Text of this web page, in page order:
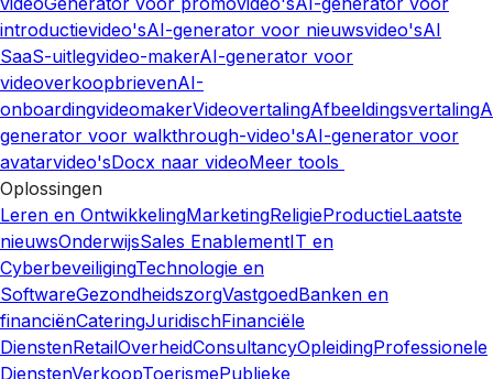
introductievideo'sAI-generator voor nieuwsvideo'sAI
SaaS-uitlegvideo-makerAI-generator voor
videoverkoopbrievenAI-
onboardingvideomakerVideovertalingAfbeeldingsvertaling
generator voor walkthrough-video'sAI-generator voor
avatarvideo'sDocx naar videoMeer tools
Oplossingen
Leren en OntwikkelingMarketingReligieProductieLaatste
nieuwsOnderwijsSales EnablementIT en
CyberbeveiligingTechnologie en
SoftwareGezondheidszorgVastgoedBanken en
financiënCateringJuridischFinanciële
DienstenRetailOverheidConsultancyOpleidingProfessionele
DienstenVerkoopToerismePublieke